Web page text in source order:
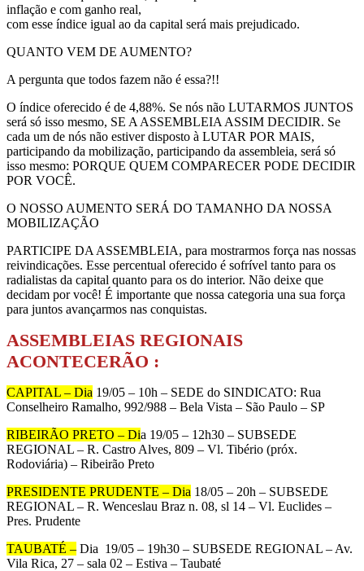
inflação e com ganho real,
com esse índice igual ao da capital será mais prejudicado.
QUANTO VEM DE AUMENTO?
A pergunta que todos fazem não é essa?!!
O índice oferecido é de 4,88%. Se nós não LUTARMOS JUNTOS
será só isso mesmo, SE A ASSEMBLEIA ASSIM DECIDIR. Se
cada um de nós não estiver disposto à LUTAR POR MAIS,
participando da mobilização, participando da assembleia, será só
isso mesmo: PORQUE QUEM COMPARECER PODE DECIDIR
POR VOCÊ.
O NOSSO AUMENTO SERÁ DO TAMANHO DA NOSSA
MOBILIZAÇÃO
PARTICIPE DA ASSEMBLEIA, para mostrarmos força nas nossas
reivindicações. Esse percentual oferecido é sofrível tanto para os
radialistas da capital quanto para os do interior. Não deixe que
decidam por você! É importante que nossa categoria una sua força
para juntos avançarmos nas conquistas.
ASSEMBLEIAS REGIONAIS
ACONTECERÃO :
CAPITAL – Dia 19/05 – 10h – SEDE do SINDICATO: Rua
Conselheiro Ramalho, 992/988 – Bela Vista – São Paulo – SP
RIBEIRÃO PRETO – Dia 19/05 – 12h30 – SUBSEDE
REGIONAL – R. Castro Alves, 809 – Vl. Tibério (próx.
Rodoviária) – Ribeirão Preto
PRESIDENTE PRUDENTE – Dia 18/05 – 20h – SUBSEDE
REGIONAL – R. Wenceslau Braz n. 08, sl 14 – Vl. Euclides –
Pres. Prudente
TAUBATÉ – Dia 19/05 – 19h30 – SUBSEDE REGIONAL – Av.
Vila Rica, 27 – sala 02 – Estiva – Taubaté